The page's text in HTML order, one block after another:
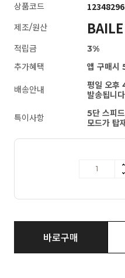
상품코드 12348296
제조/원산
적립금
3%
추가혜택
앱 구매시
배송안내
평일 오후
발송됩니
특이사항
5단 스피
모드가 탑
[MD강력추천] 노르웨이 지
바로구매